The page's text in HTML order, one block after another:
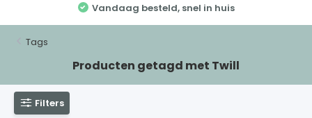
Vandaag besteld, snel in huis
Tags
Producten getagd met Twill
Filters